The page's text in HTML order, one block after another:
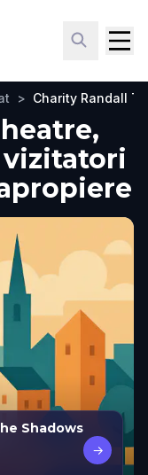
> Charity Randall
Shadows
→